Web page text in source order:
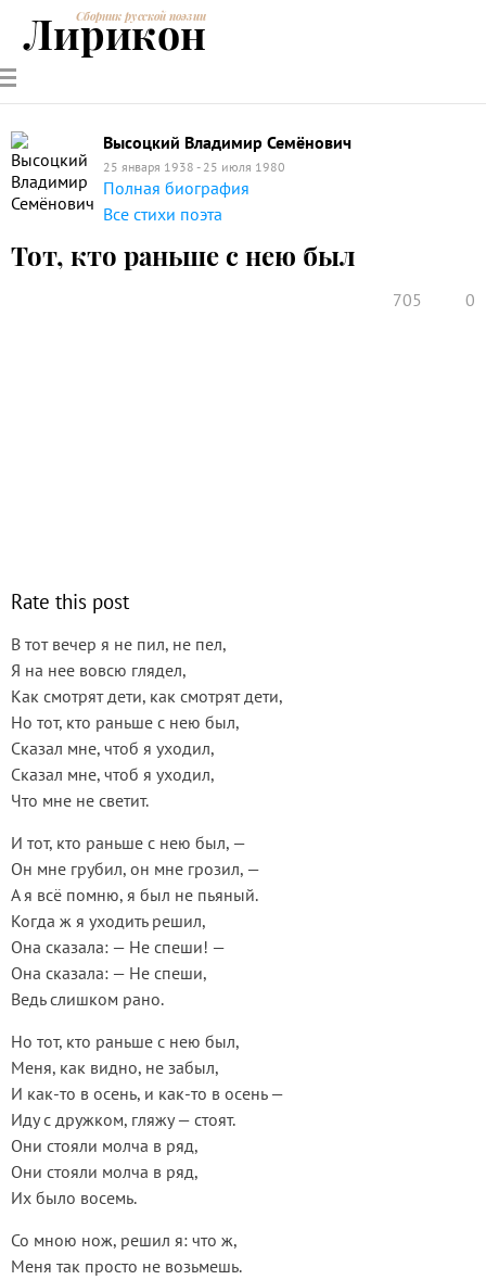
РУССКИЕ
ПОЭТЫ
СОВРЕМЕННИКИЭНЦИКЛОПЕДИЯ
ПОЭЗИИ
Сборник русской поэзии
Лирикон
Высоцкий Владимир Семёнович
25 января 1938 - 25 июля 1980
Полная биография
Все стихи поэта
Тот, кто раньше с нею был
705 0
Rate this post
В тот вечер я не пил, не пел,
Я на нее вовсю глядел,
Как смотрят дети, как смотрят дети,
Но тот, кто раньше с нею был,
Сказал мне, чтоб я уходил,
Сказал мне, чтоб я уходил,
Что мне не светит.
И тот, кто раньше с нею был, —
Он мне грубил, он мне грозил, —
А я всё помню, я был не пьяный.
Когда ж я уходить решил,
Она сказала: — Не спеши! —
Она сказала: — Не спеши,
Ведь слишком рано.
Но тот, кто раньше с нею был,
Меня, как видно, не забыл,
И как-то в осень, и как-то в осень —
Иду с дружком, гляжу — стоят.
Они стояли молча в ряд,
Они стояли молча в ряд,
Их было восемь.
Со мною нож, решил я: что ж,
Меня так просто не возьмешь.